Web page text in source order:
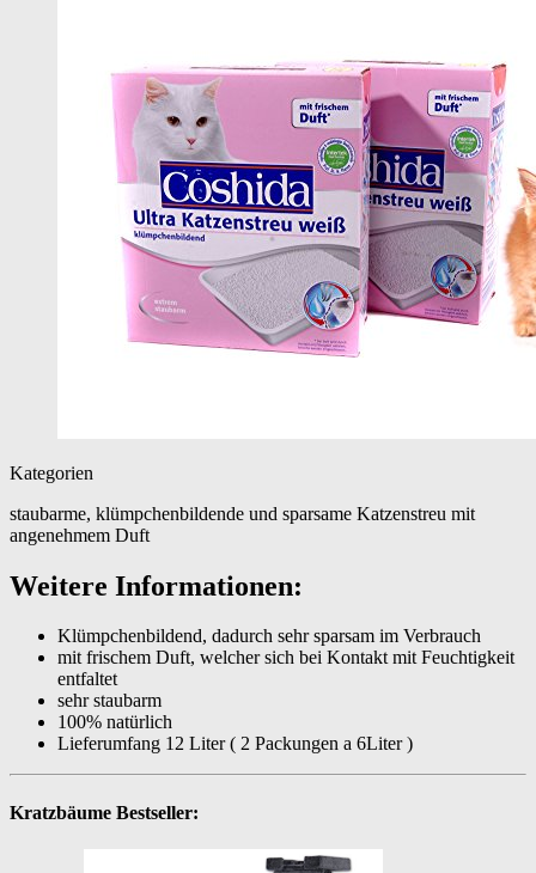
Kategorien
staubarme, klümpchenbildende und sparsame Katzenstreu mit
angenehmem Duft
Weitere Informationen:
Klümpchenbildend, dadurch sehr sparsam im Verbrauch
mit frischem Duft, welcher sich bei Kontakt mit Feuchtigkeit
entfaltet
sehr staubarm
100% natürlich
Lieferumfang 12 Liter ( 2 Packungen a 6Liter )
Kratzbäume Bestseller: